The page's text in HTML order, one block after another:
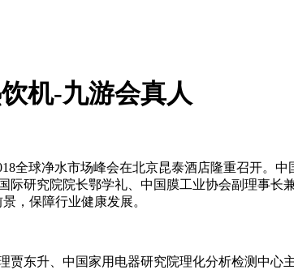
机-九游会真人
球净水市场峰会在北京昆泰酒店隆重召开。
研究院院长鄂学礼、中国膜工业协会副理事长
，保障行业健康发展。
升、中国家用电器研究院理化分析检测中心